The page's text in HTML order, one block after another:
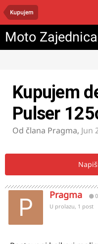
Kupujem
Moto Zajednica
Kupujem
Pulser
Od člana Pragma, Jun
Pragma 0
U prolazu, 1 post